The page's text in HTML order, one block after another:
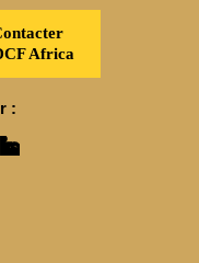
Africa
: